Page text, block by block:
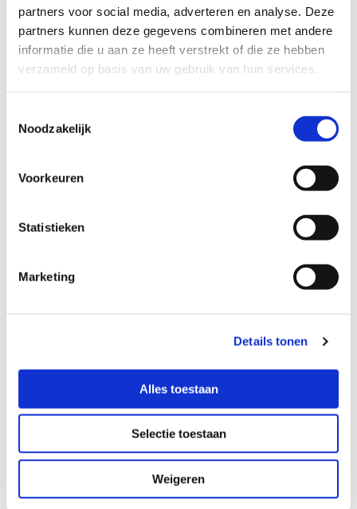
partners voor social media, adverteren en analyse. Deze
partners kunnen deze gegevens combineren met andere
informatie die u aan ze heeft verstrekt of die ze hebben
verzameld op basis van uw gebruik van hun services.
Noodzakelijk
Voorkeuren
Statistieken
Marketing
Details tonen
Alles toestaan
Selectie toestaan
Weigeren
Groente- en fruitpakket
week een pakket met vijf groentes. Inmiddels hebben
ruim 300 huishoudens een abonnement.
Bij tuinderij de stroom kan je ook een fruitpakket,
gevuld zo veel mogelijk lokaal ingekocht fruit, en een
combipakket. In het combipakket zitten drie soorten